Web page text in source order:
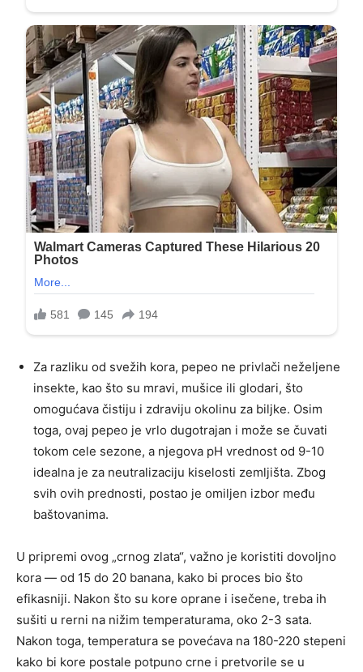
Za razliku od svežih kora, pepeo ne privlači neželjene
insekte, kao što su mravi, mušice ili glodari, što
omogućava čistiju i zdraviju okolinu za biljke. Osim
toga, ovaj pepeo je vrlo dugotrajan i može se čuvati
tokom cele sezone, a njegova pH vrednost od 9-10
idealna je za neutralizaciju kiselosti zemljišta. Zbog
svih ovih prednosti, postao je omiljen izbor među
baštovanima.
U pripremi ovog „crnog zlata“, važno je koristiti dovoljno
kora — od 15 do 20 banana, kako bi proces bio što
efikasniji. Nakon što su kore oprane i isečene, treba ih
sušiti u rerni na nižim temperaturama, oko 2-3 sata.
Nakon toga, temperatura se povećava na 180-220 stepeni
kako bi kore postale potpuno crne i pretvorile se u